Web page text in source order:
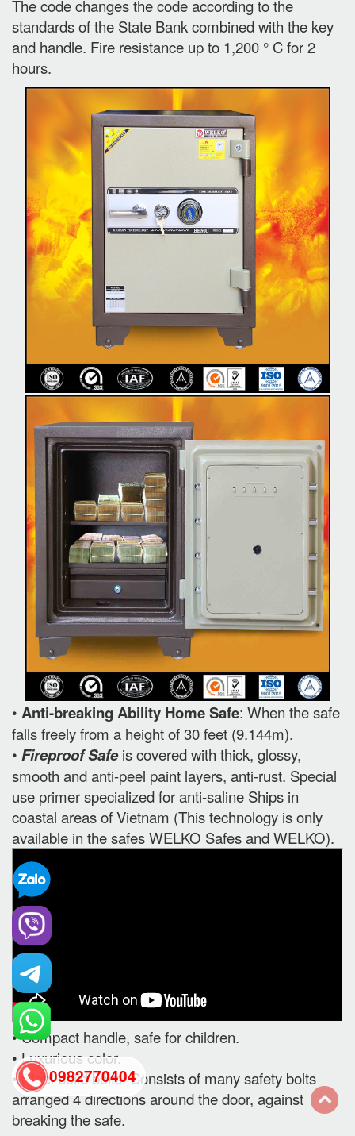
The code changes the code according to the
standards of the State Bank combined with the key
and handle. Fire resistance up to 1,200 ° C for 2
hours.
• Anti-breaking Ability Home Safe: When the safe
falls freely from a height of 30 feet (9.144m).
• Fireproof Safeis covered with thick, glossy,
smooth and anti-peel paint layers, anti-rust. Special
use primer specialized for anti-saline Ships in
coastal areas of Vietnam (This technology is only
available in the safes WELKO Safes and WELKO).
• Compact handle, safe for children.
• Luxurious color.
• Steel-solid bolts: Consists of many safety bolts
arranged 4 directions around the door, against
breaking the safe.
0982770404